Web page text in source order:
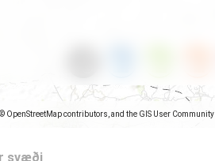
OpenStreetMap contributors, and the GIS User Community
svæði